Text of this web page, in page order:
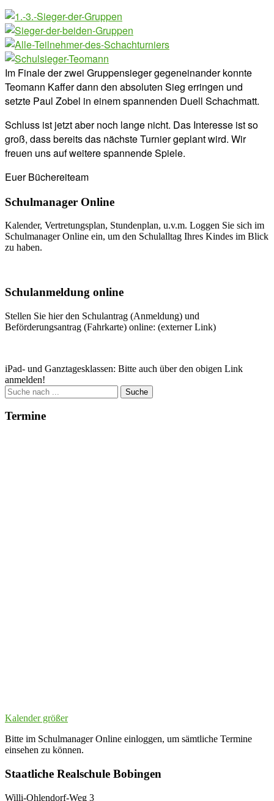
Im Finale der zwei Gruppensieger gegeneinander konnte
Teomann Kaffer dann den absoluten Sieg erringen und
setzte Paul Zobel in einem spannenden Duell Schachmatt.
Schluss ist jetzt aber noch lange nicht. Das Interesse ist so
groß, dass bereits das nächste Turnier geplant wird. Wir
freuen uns auf weitere spannende Spiele.
Euer Büchereiteam
Schulmanager Online
Kalender, Vertretungsplan, Stundenplan, u.v.m. Loggen Sie sich im
Schulmanager Online ein, um den Schulalltag Ihres Kindes im Blick
zu haben.
Schulanmeldung online
Stellen Sie hier den Schulantrag (Anmeldung) und
Beförderungsantrag (Fahrkarte) online: (externer Link)
iPad- und Ganztagesklassen: Bitte auch über den obigen Link
anmelden!
Suche
nach:
Termine
Kalender größer
Bitte im Schulmanager Online einloggen, um sämtliche Termine
einsehen zu können.
Staatliche Realschule Bobingen
Willi-Ohlendorf-Weg 3